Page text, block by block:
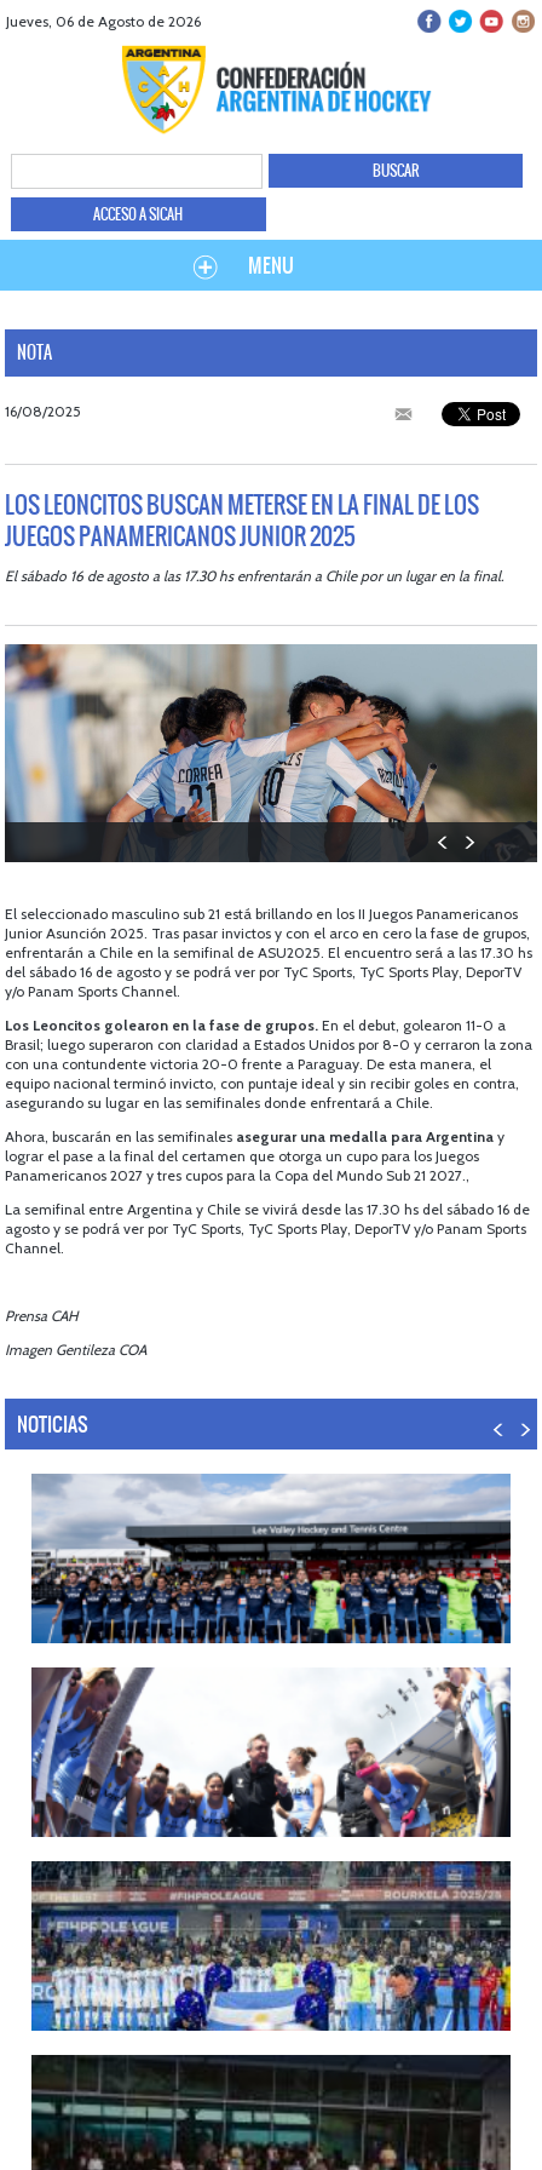
Jueves, 06 de Agosto de 2026
ACCESO A SICAH
MENU
NOTA
16/08/2025
LOS LEONCITOS BUSCAN METERSE EN LA FINAL DE LOS
JUEGOS PANAMERICANOS JUNIOR 2025
El sábado 16 de agosto a las 17.30 hs enfrentarán a Chile por un lugar en la final.
El seleccionado masculino sub 21 está brillando en los II Juegos Panamericanos
Junior Asunción 2025. Tras pasar invictos y con el arco en cero la fase de grupos,
enfrentarán a Chile en la semifinal de ASU2025. El encuentro será a las 17.30 hs
del sábado 16 de agosto y se podrá ver por TyC Sports, TyC Sports Play, DeporTV
y/o Panam Sports Channel.
Los Leoncitos golearon en la fase de grupos.En el debut, golearon 11-0 a
Brasil; luego superaron con claridad a Estados Unidos por 8-0 y cerraron la zona
con una contundente victoria 20-0 frente a Paraguay. De esta manera, el
equipo nacional terminó invicto, con puntaje ideal y sin recibir goles en contra,
asegurando su lugar en las semifinales donde enfrentará a Chile.
Ahora, buscarán en las semifinales asegurar una medalla para Argentina y
lograr el pase a la final del certamen que otorga un cupo para los Juegos
Panamericanos 2027 y tres cupos para la Copa del Mundo Sub 21 2027.,
La semifinal entre Argentina y Chile se vivirá desde las 17.30 hs del sábado 16 de
agosto y se podrá ver por TyC Sports, TyC Sports Play, DeporTV y/o Panam Sports
Channel.
Prensa CAH
Imagen Gentileza COA
NOTICIAS
14/07/2026
MUNDIAL 2026: LOS LEONES CONVOCADOS POR LUCAS REY
Del 15 al 30 de agosto disputarán el Mundial en Países Bajos y Bélgica.
LEER MÁS
09/07/2026
MUNDIAL 2026: LAS LEONAS CONVOCADAS POR FERNANDO F...
Del 15 al 30 de agosto disputarán el Mundial 2026 en Países Bajos y Bélgica.
LEER MÁS
29/05/2026
LOS LEONES CONVOCADOS PARA LA VENTANA EUROPEA DE P...
En junio, el seleccionado nacional disputará las últimas dos ventanas de Pro
League 2025-26 en Inglaterra y Alemania.
LEER MÁS